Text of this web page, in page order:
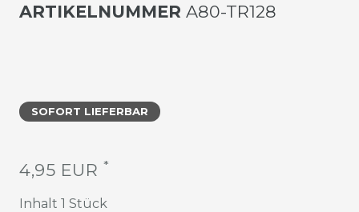
ARTIKELNUMMER A80-TR128
SOFORT LIEFERBAR
4,95 EUR *
Inhalt 1 Stück